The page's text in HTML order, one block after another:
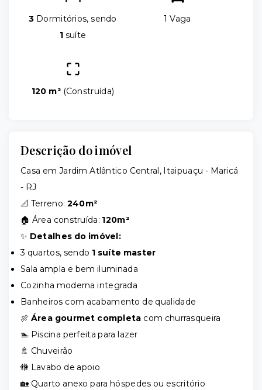
3 Dormitórios, sendo
1 suíte
1 Vaga
120 m² (Construída)
Descrição do imóvel
Casa em Jardim Atlântico Central, Itaipuaçu - Maricá
- RJ
📐 Terreno: 240m²
🏠 Área construída: 120m²
✨ Detalhes do imóvel:
3 quartos, sendo 1 suíte master
Sala ampla e bem iluminada
Cozinha moderna integrada
Banheiros com acabamento de qualidade
🍖 Área gourmet completa com churrasqueira
🏊 Piscina perfeita para lazer
🚿 Chuveirão
🚻 Lavabo de apoio
🏡 Quarto anexo para hóspedes ou escritório